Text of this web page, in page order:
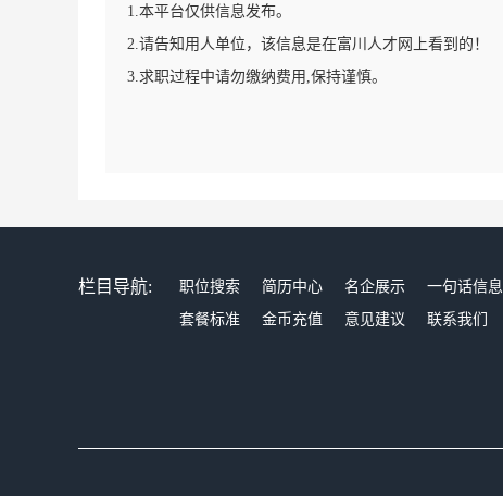
1.本平台仅供信息发布。
2.请告知用人单位，该信息是在富川人才网上看到的！
3.求职过程中请勿缴纳费用,保持谨慎。
栏目导航: 职位搜索 简历中心 名企展示 一句话信息
套餐标准
金币充值 意见建议 联系我们